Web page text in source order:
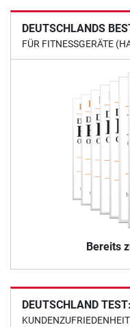
DEUTSCHLANDS
FÜR FITNESSGERÄTE
Bereits
DEUTSCHLAND